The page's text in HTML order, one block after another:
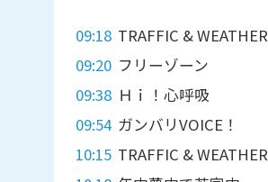
09:18 TRAFFIC & WEATHER
09:20 フリーゾーン
09:38 Ｈｉ！心呼吸
09:54 ガンバリVOICE！
10:15 TRAFFIC & WEATHER